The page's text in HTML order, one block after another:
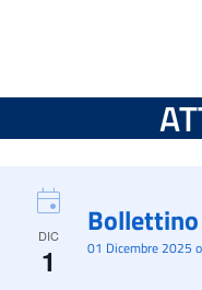
DIC
1 01 Dicembre 2025